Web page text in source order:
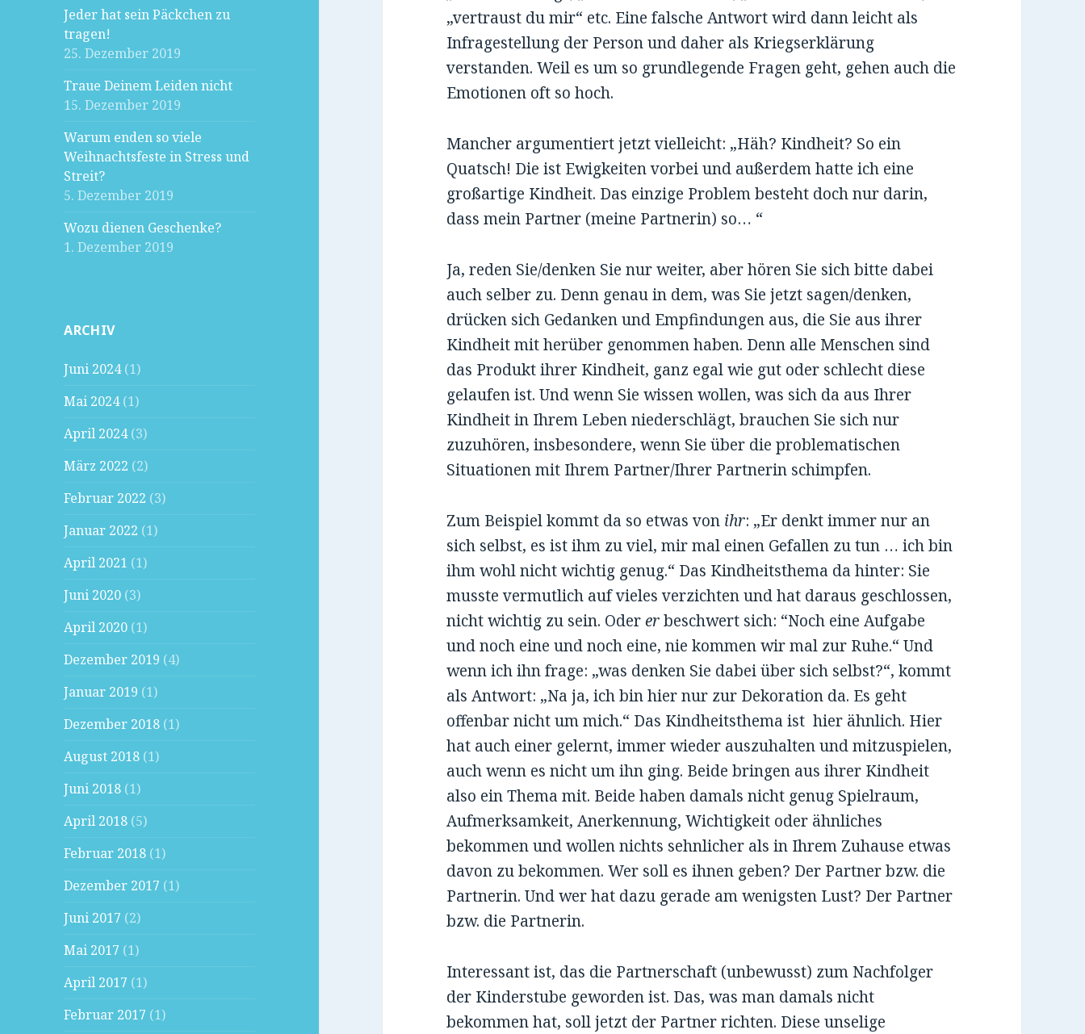
Jeder hat sein Päckchen zu
tragen!
25. Dezember 2019
Traue Deinem Leiden nicht
15. Dezember 2019
Warum enden so viele
Weihnachtsfeste in Stress und
Streit?
5. Dezember 2019
Wozu dienen Geschenke?
1. Dezember 2019
ARCHIV
Juni 2024(1)
Mai 2024(1)
April 2024(3)
März 2022 (2)
Februar 2022 (3)
Januar 2022 (1)
April 2021 (1)
Juni 2020 (3)
April 2020 (1)
Dezember 2019 (4)
Januar 2019 (1)
Dezember 2018 (1)
August 2018 (1)
Juni 2018 (1)
April 2018 (5)
Februar 2018 (1)
Dezember 2017 (1)
Juni 2017 (2)
Mai 2017 (1)
April 2017 (1)
Februar 2017 (1)
„vertraust du mir“ etc. Eine falsche Antwort wird dann leicht als
Infragestellung der Person und daher als Kriegserklärung
verstanden. Weil es um so grundlegende Fragen geht, gehen auch die
Emotionen oft so hoch.
Mancher argumentiert jetzt vielleicht: „Häh? Kindheit? So ein
Quatsch! Die ist Ewigkeiten vorbei und außerdem hatte ich eine
großartige Kindheit. Das einzige Problem besteht doch nur darin,
dass mein Partner (meine Partnerin) so… “
Ja, reden Sie/denken Sie nur weiter, aber hören Sie sich bitte dabei
auch selber zu. Denn genau in dem, was Sie jetzt sagen/denken,
drücken sich Gedanken und Empfindungen aus, die Sie aus ihrer
Kindheit mit herüber genommen haben. Denn alle Menschen sind
das Produkt ihrer Kindheit, ganz egal wie gut oder schlecht diese
gelaufen ist. Und wenn Sie wissen wollen, was sich da aus Ihrer
Kindheit in Ihrem Leben niederschlägt, brauchen Sie sich nur
zuzuhören, insbesondere, wenn Sie über die problematischen
Situationen mit Ihrem Partner/Ihrer Partnerin schimpfen.
Zum Beispiel kommt da so etwas von ihr: „Er denkt immer nur an
sich selbst, es ist ihm zu viel, mir mal einen Gefallen zu tun … ich bin
ihm wohl nicht wichtig genug.“ Das Kindheitsthema da hinter: Sie
musste vermutlich auf vieles verzichten und hat daraus geschlossen,
nicht wichtig zu sein. Odererbeschwert sich: “Noch eine Aufgabe
und noch eine und noch eine, nie kommen wir mal zur Ruhe.“ Und
wenn ich ihn frage: „was denken Sie dabei über sich selbst?“, kommt
als Antwort: „Na ja, ich bin hier nur zur Dekoration da. Es geht
offenbar nicht um mich.“ Das Kindheitsthema ist hier ähnlich. Hier
hat auch einer gelernt, immer wieder auszuhalten und mitzuspielen,
auch wenn es nicht um ihn ging. Beide bringen aus ihrer Kindheit
also ein Thema mit. Beide haben damals nicht genug Spielraum,
Aufmerksamkeit, Anerkennung, Wichtigkeit oder ähnliches
bekommen und wollen nichts sehnlicher als in Ihrem Zuhause etwas
davon zu bekommen. Wer soll es ihnen geben? Der Partner bzw. die
Partnerin. Und wer hat dazu gerade am wenigsten Lust? Der Partner
bzw. die Partnerin.
Interessant ist, das die Partnerschaft (unbewusst) zum Nachfolger
der Kinderstube geworden ist. Das, was man damals nicht
bekommen hat, soll jetzt der Partner richten. Diese unselige